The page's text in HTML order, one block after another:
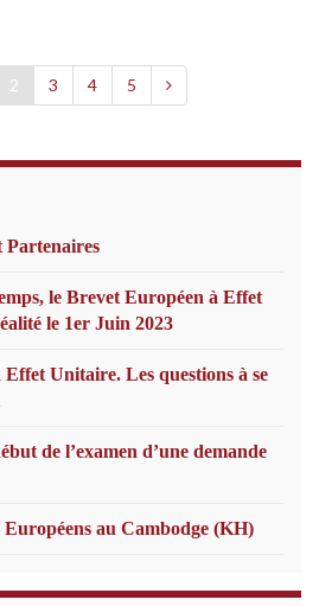
2 3 4 5
Partenaires
le Brevet Européen à Effet
le 1er Juin 2023
Unitaire. Les questions à se
de l’examen d’une demande
au Cambodge (KH)